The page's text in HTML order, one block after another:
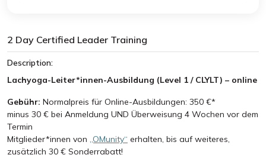
2 Day Certified Leader Training
Description:
Lachyoga-Leiter*innen-Ausbildung (Level 1 / CLYLT) – online
Gebühr: Normalpreis für Online-Ausbildungen: 350 €*
minus 30 € bei Anmeldung UND Überweisung 4 Wochen vor dem
Termin
Mitglieder*innen von „OMunity“ erhalten, bis auf weiteres,
zusätzlich 30 € Sonderrabatt!